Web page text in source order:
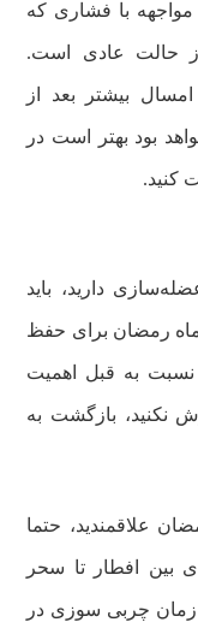
مواجهه با فشاری که
حالت‌ عادی است.
بیشتر بعد از
بود بهتر است در
کنید.
دارید، باید
ماه رمضان برای حفظ
به قبل اهمیت
ورزش نکنید، بازگشت به
علاقمندید، حتما
بین افطار تا سحر
زمان چربی سوزی در